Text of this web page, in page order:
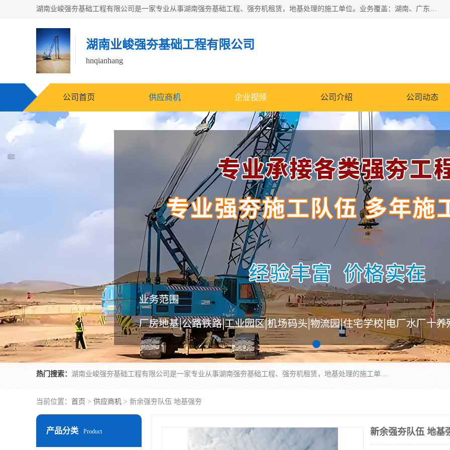
湖南业峻强夯基础工程有限公司是一家专业从事湖南强夯基础工程、强夯机租赁，地基处理的施工单位。业务覆盖：湖南、广东，江西等地。可承接1000KN.m-25000KN.m强夯（置换）工程。公司创始人是国内较早期从事强夯施工的建设者，经过多年的一步一个脚印的发展，在行业内具有较高的度和良好的口碑。
湖南业峻强夯基础工程有限公司
hnqianhang
公司首页 供应商机 企业视频 公司介绍 公司动态
热门搜索： 湖南业峻强夯基础工程有限公司是一家专业从事湖南强夯基础工程、强夯机租赁，地基处理的施工单位。业务覆盖：湖南、广东，江西等地。可承接1000KN.m-25000KN.m强夯（置换）工程。公司创始人是国内较早期从事强夯施工的建设者，经过多年的一步一个脚印的发展，在行业内具有较高的度和良好的口碑。
当前位置： 首页 > 供应商机 > 新余强夯队伍 地基强夯
产品分类 Product 新余强夯队伍 地基